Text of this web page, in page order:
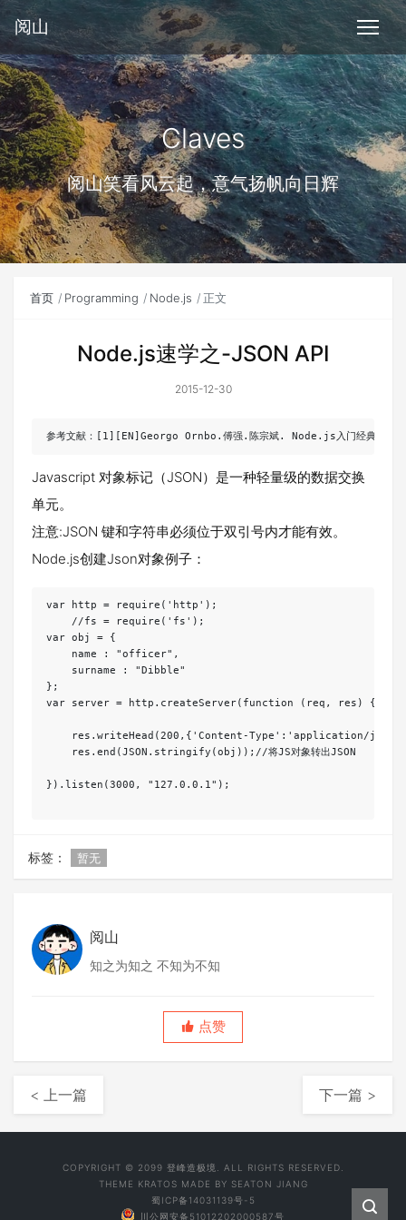
阅山
Claves
阅山笑看风云起，意气扬帆向日辉
首页 Programming Node.js 正文
Node.js速学之-JSON API
2015-12-30
参考文献：[1][EN]Georgo Ornbo.傅强.陈宗斌. Node.js入门经典[M].
Javascript 对象标记（JSON）是一种轻量级的数据交换
单元。
注意:JSON 键和字符串必须位于双引号内才能有效。
Node.js创建Json对象例子：
var http = require('http');
    //fs = require('fs');
var obj = {
    name : "officer",
    surname : "Dibble"
};
var server = http.createServer(function (req, res) {
res.writeHead(200,{'Content-Type':'application/
    res.end(JSON.stringify(obj));//将JS对象转出JSON
}).listen(3000, "127.0.0.1");
标签： 暂无
阅山
知之为知之 不知为不知
点赞
< 上一篇 下一篇 >
COPYRIGHT © 2099 登峰造极境. ALL RIGHTS RESERVED.
THEME KRATOS MADE BY SEATON JIANG
蜀ICP备14031139号-5
川公网安备51012202000587号